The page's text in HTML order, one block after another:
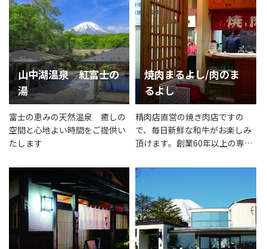
山中湖温泉 紅富士の
湯
富士の恵みの天然温泉 癒しの
空間と心地よい時間をご提供い
たします
焼肉まるよし/肉のま
るよし
精肉店直営の焼き肉店ですの
で、毎日新鮮な和牛がお楽しみ
頂けます。創業60年以上の専門
す！自家製お惣菜から鮮度抜群
の精肉を取り扱っております。
お気軽にご来店下さい！